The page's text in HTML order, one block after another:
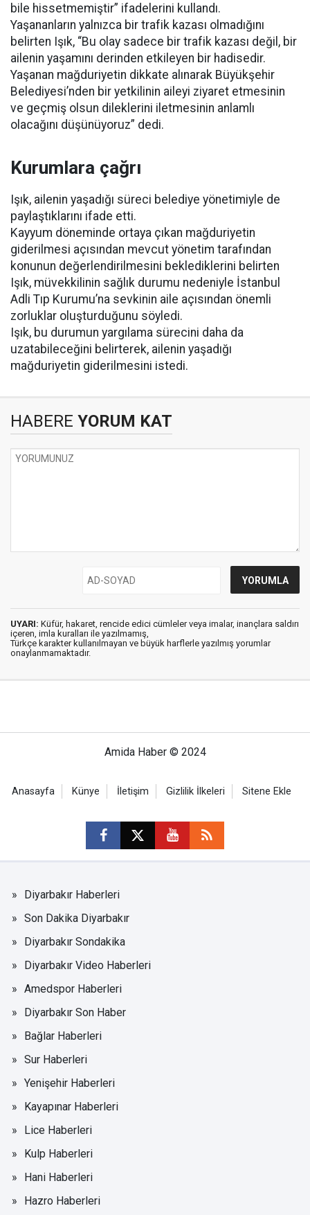
bile hissetmemiştir” ifadelerini kullandı.
Yaşananların yalnızca bir trafik kazası olmadığını
belirten Işık, “Bu olay sadece bir trafik kazası değil, bir
ailenin yaşamını derinden etkileyen bir hadisedir.
Yaşanan mağduriyetin dikkate alınarak Büyükşehir
Belediyesi’nden bir yetkilinin aileyi ziyaret etmesinin
ve geçmiş olsun dileklerini iletmesinin anlamlı
olacağını düşünüyoruz” dedi.
Kurumlara çağrı
Işık, ailenin yaşadığı süreci belediye yönetimiyle de
paylaştıklarını ifade etti.
Kayyum döneminde ortaya çıkan mağduriyetin
giderilmesi açısından mevcut yönetim tarafından
konunun değerlendirilmesini beklediklerini belirten
Işık, müvekkilinin sağlık durumu nedeniyle İstanbul
Adli Tıp Kurumu’na sevkinin aile açısından önemli
zorluklar oluşturduğunu söyledi.
Işık, bu durumun yargılama sürecini daha da
uzatabileceğini belirterek, ailenin yaşadığı
mağduriyetin giderilmesini istedi.
HABERE YORUM KAT
UYARI: Küfür, hakaret, rencide edici cümleler veya imalar, inançlara saldırı
içeren, imla kuralları ile yazılmamış,
Türkçe karakter kullanılmayan ve büyük harflerle yazılmış yorumlar
onaylanmamaktadır.
Amida Haber © 2024
Anasayfa Künye İletişim Gizlilik İlkeleri Sitene Ekle
Diyarbakır Haberleri
Son Dakika Diyarbakır
Diyarbakır Sondakika
Diyarbakır Video Haberleri
Amedspor Haberleri
Diyarbakır Son Haber
Bağlar Haberleri
Sur Haberleri
Yenişehir Haberleri
Kayapınar Haberleri
Lice Haberleri
Kulp Haberleri
Hani Haberleri
Hazro Haberleri